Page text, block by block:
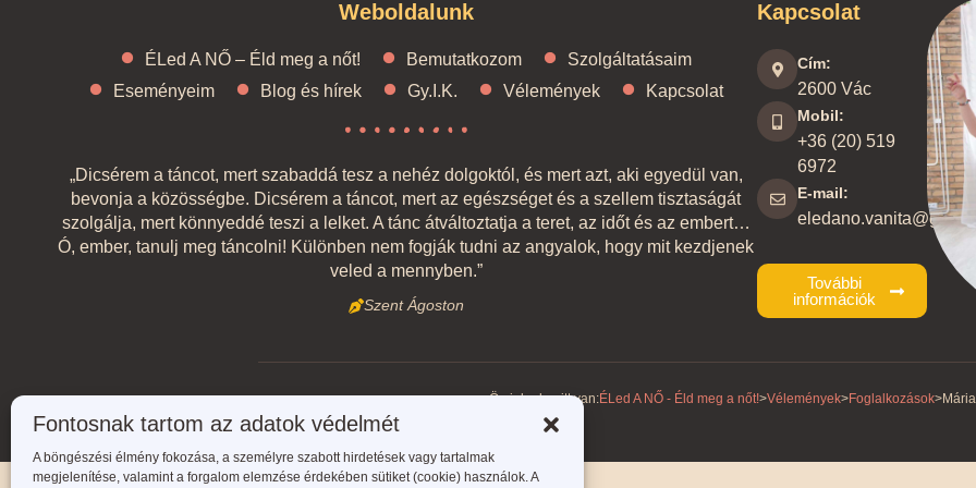
Fontosnak tartom az adatok védelmét
A böngészési élmény fokozása, a személyre szabott hirdetések vagy tartalmak
megjelenítése, valamint a forgalom elemzése érdekében sütiket (cookie) használok. A
Weboldalunk
ÉLed A NŐ – Éld meg a nőt! Bemutatkozom
Szolgáltatásaim
Eseményeim
Blog és hírek Gy.I.K. Vélemények Kapcsolat
„Dicsérem a táncot, mert szabaddá tesz a nehéz dolgoktól, és mert azt, aki egyedül van,
bevonja a közösségbe. Dicsérem a táncot, mert az egészséget és a szellem tisztaságát
szolgálja, mert könnyeddé teszi a lelket. A tánc átváltoztatja a teret, az időt és az embert…
Ó, ember, tanulj meg táncolni! Különben nem fogják tudni az angyalok, hogy mit kezdjenek
veled a mennyben.”
Szent Ágoston
Kapcsolat
Cím:
2600 Vác
Mobil:
+36 (20) 519
6972
E-mail:
További
információk
Ön jelenleg itt van:ÉLed A NŐ - Éld meg a nőt!>Vélemények>Foglalkozások>Mária